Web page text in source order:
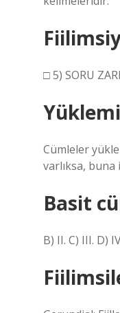
□ 5) SORU
Cümleler
varlıksa,
Basit
B) II. C) III. D)